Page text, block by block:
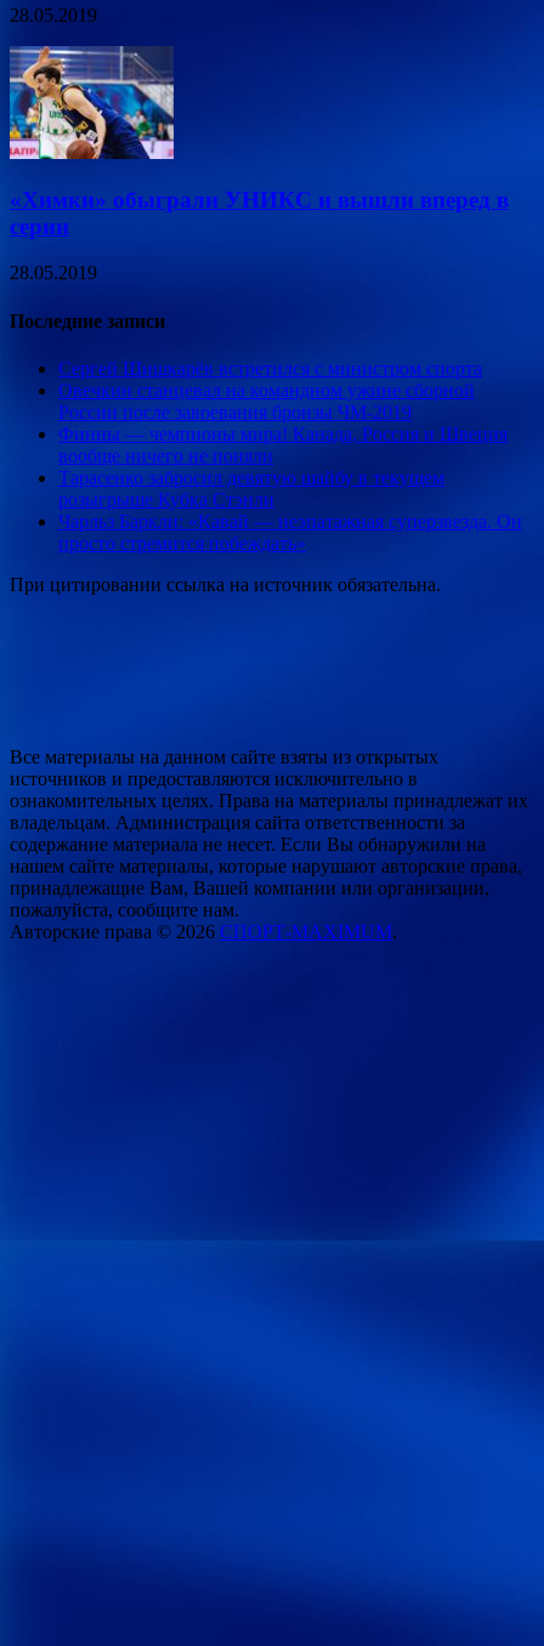
28.05.2019
«Химки» обыграли УНИКС и вышли вперед в
серии
28.05.2019
Последние записи
Сергей Шишкарёв встретился с министром спорта
Овечкин станцевал на командном ужине сборной
России после завоевания бронзы ЧМ-2019
Финны — чемпионы мира! Канада, Россия и Швеция
вообще ничего не поняли
Тарасенко забросил девятую шайбу в текущем
розыгрыше Кубка Стэнли
Чарльз Баркли: «Кавай — неэпатажная суперзвезда. Он
просто стремится побеждать»
При цитировании ссылка на источник обязательна.
Все материалы на данном сайте взяты из открытых
источников и предоставляются исключительно в
ознакомительных целях. Права на материалы принадлежат их
владельцам. Администрация сайта ответственности за
содержание материала не несет. Если Вы обнаружили на
нашем сайте материалы, которые нарушают авторские права,
принадлежащие Вам, Вашей компании или организации,
пожалуйста, сообщите нам.
Авторские права © 2026 СПОРТ-MAXIMUM.